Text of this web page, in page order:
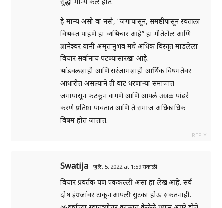
हे मान्य असो वा नसो, “जगापासून, समष्टीपासून स्वतःला
विभक्त पाहणे हा व्यभिचार आहे” हा गीतेतील आणि
ज्ञानेश्वर यानी अमृतानुभव मधे अधिक विस्तृत मांडलेला
विचार सर्वानाच पटण्यासारखा आहे.
भांडवलशाही आणि सरंजामशाही आर्थिक विषमतेवर
आधारीत असल्याने ती वाट धरणाऱ्या समाजात
जगापासून फटकून वागणे आणि आपले उखळ पांढरे
करणे प्रतिष्ठा पावतात आणि ते समाज अधिकाधिक
विषम होत जातात.
REPLY
Swatija जुलै, 5, 2022 at 1:59 सकाळी
विचार प्रवर्तक पण एककल्ली असा हा लेख आहे. सर्व
दोष इंग्रजांवर टाकून आपली सुटका होऊ शकतनाही.